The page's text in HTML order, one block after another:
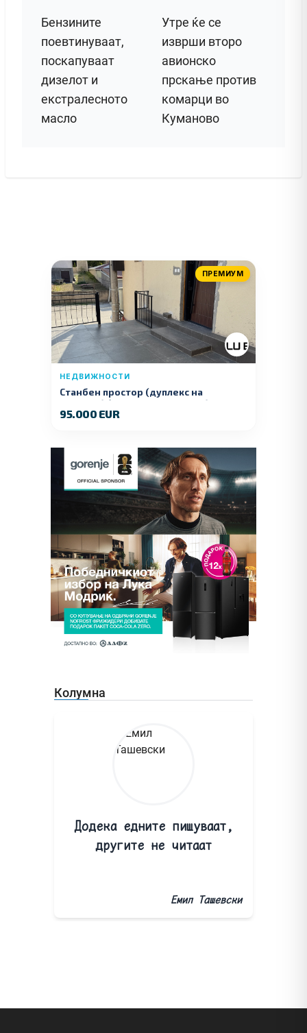
Бензините
поевтинуваат,
поскапуваат
дизелот и
екстралесното
масло
Утре ќе се
изврши второ
авионско
прскање против
комарци во
Куманово
ПРЕМИУМ
НЕДВИЖНОСТИ
Станбен простор (дуплекс на
продажба) – Ул. Стојан Арсов бр. 1,
Куманово
95.000 EUR
Колумна
Додека едните пишуваат,
другите не читаат
Емил Ташевски